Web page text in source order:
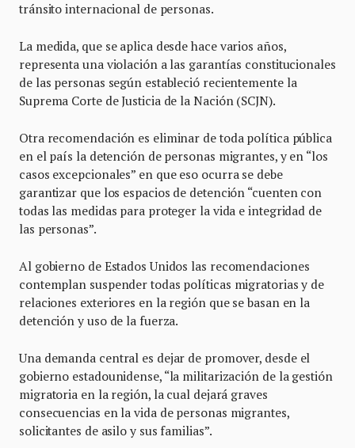
tránsito internacional de personas.
La medida, que se aplica desde hace varios años,
representa una violación a las garantías constitucionales
de las personas según estableció recientemente la
Suprema Corte de Justicia de la Nación (SCJN).
Otra recomendación es eliminar de toda política pública
en el país la detención de personas migrantes, y en “los
casos excepcionales” en que eso ocurra se debe
garantizar que los espacios de detención “cuenten con
todas las medidas para proteger la vida e integridad de
las personas”.
Al gobierno de Estados Unidos las recomendaciones
contemplan suspender todas políticas migratorias y de
relaciones exteriores en la región que se basan en la
detención y uso de la fuerza.
Una demanda central es dejar de promover, desde el
gobierno estadounidense, “la militarización de la gestión
migratoria en la región, la cual dejará graves
consecuencias en la vida de personas migrantes,
solicitantes de asilo y sus familias”.